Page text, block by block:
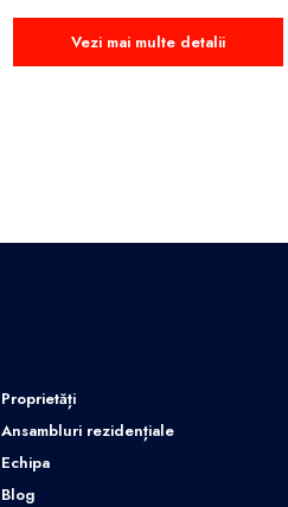
Vezi mai multe detalii
Proprietăți
Ansambluri rezidențiale
Echipa
Blog